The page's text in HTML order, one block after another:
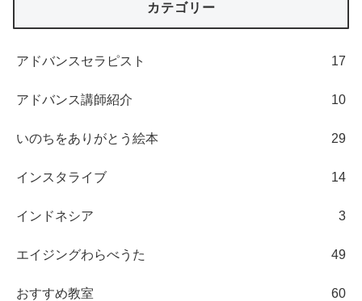
カテゴリー
アドバンスセラピスト 17
アドバンス講師紹介 10
いのちをありがとう絵本 29
インスタライブ 14
インドネシア 3
エイジングわらべうた 49
おすすめ教室 60